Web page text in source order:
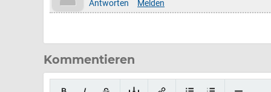
Antworten Melden
Kommentieren